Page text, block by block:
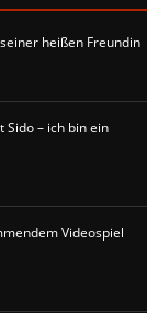
heißen Freundin
Sido – ich bin ein
Videospiel